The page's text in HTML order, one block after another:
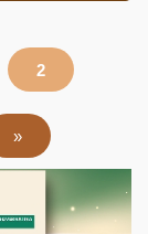
頁
面
2
Last
page
»